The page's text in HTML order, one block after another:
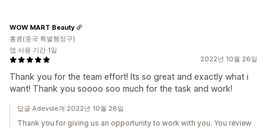
2022년 10월 26일
Thank you for the team effort! Its so great and exactly what i
want! Thank you soooo soo much for the task and work!
WOW MART Beauty
홍콩(중국 특별행정구)
앱 사용 기간 1일
답글 Adevole개 2022년 10월 28일
Thank you for giving us an opportunity to work with you. You review